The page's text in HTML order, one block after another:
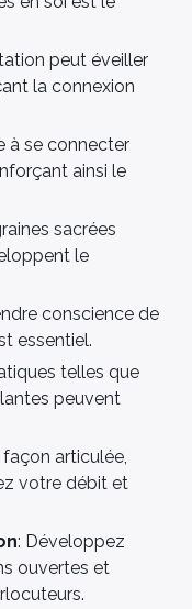
peut éveiller
la connexion
à se connecter
ainsi le
sacrées
le
conscience de
essentiel.
telles que
peuvent
articulée,
votre débit et
: Développez
ouvertes et